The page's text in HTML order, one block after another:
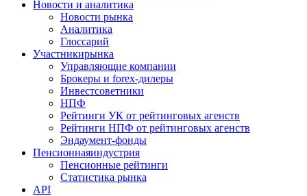
Новости и аналитика
Новости рынка
Аналитика
Глоссарий
Участникирынка
Управляющие компании
Брокеры и forex-дилеры
Инвестсоветники
НПФ
Рейтинги УК от рейтинговых агенств
Рейтинги НПФ от рейтинговых агенств
Эндаумент-фонды
Пенсионнаяиндустрия
Пенсионные рейтинги
Статистика рынка
API